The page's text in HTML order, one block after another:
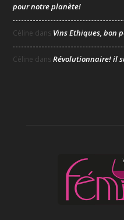
pour notre planète!
Céline dans Vins Ethiques, bon
Céline dansRévolutionnaire! il